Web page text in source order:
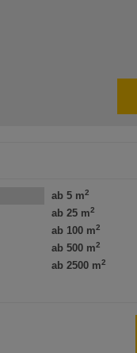
ab 5 m2
ab 25 m2
ab 100 m2
ab 500 m2
ab 2500 m2